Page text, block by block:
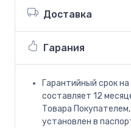
Доставка
Гарания
Гарантийный срок
составляет 12
Товара
установлен в